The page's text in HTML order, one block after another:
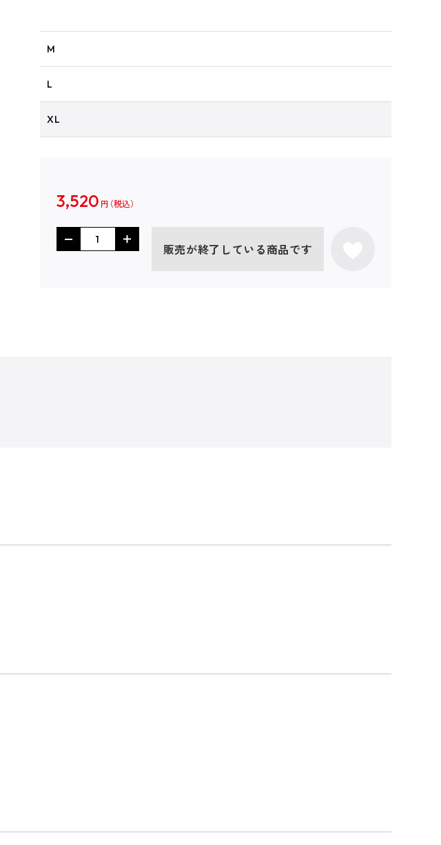
M
L
XL
3,520 円
販売が終了している商品です